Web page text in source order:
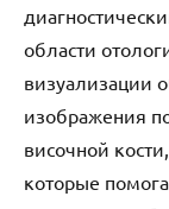
области
визуализации
изображения
височной
которые